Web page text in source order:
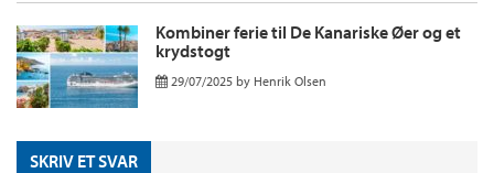
Kombiner ferie til De Kanariske Øer og et
krydstogt
29/07/2025 by Henrik Olsen
SKRIV ET SVAR